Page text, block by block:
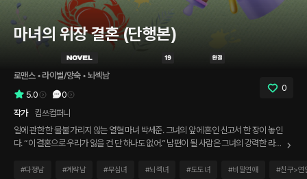
마녀의 위장 결혼 (단행본)
로맨스 • 라이벌/앙숙 • 뇌섹남
5.0
0
0
작가
킴쓰컴퍼니
일에 관한 한 물불 가리지 않는 열혈 마녀 박세준. 그녀의 앞에 혼인 신고서 한 장이 놓인
다. “이 결혼으로 우리가 잃을 건 단 하나도 없어.” 남편이 될 사람은 그녀의 강력한 라이
발목이 잡히게 되고, 그렇게 두 사람의 스펙터클한 위장 결혼 생활이 시작된다. “마녀, 너
#다정남 #계략남 #무심녀 #뇌섹녀 #도도녀 #비밀연애 #친구>연